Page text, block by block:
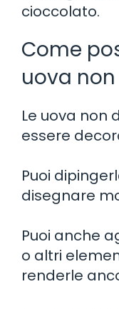
cioccolato.
Come
uova
Le uova non
essere
Puoi
disegnare
Puoi anche
o altri
renderle